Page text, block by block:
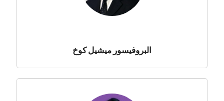
البروفيسور ميشيل كوخ